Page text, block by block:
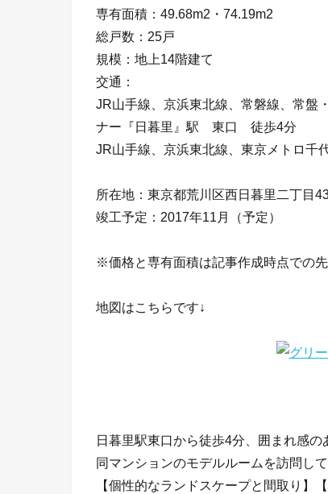
専有面積：49.68m2・74.19m2
総戸数：25戸
規模：地上14階建て
交通：
JR山手線、京浜東北線、常磐線、常盤
ナー『日暮里』駅 東口 徒歩4分
JR山手線、京浜東北線、東京メトロ
所在地：東京都荒川区西日暮里二丁目
竣工予定：2017年11月（予定）
※価格と専有面積は記事作成時点での
地図はこちらです↓
日暮里駅東口から徒歩4分、囲まれ感
同マンションのモデルルームを訪問し
【個性的なランドスケープと間取り】